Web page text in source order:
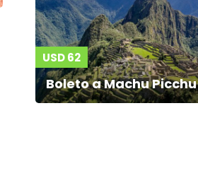
USD 62
Boleto a Machu Picchu